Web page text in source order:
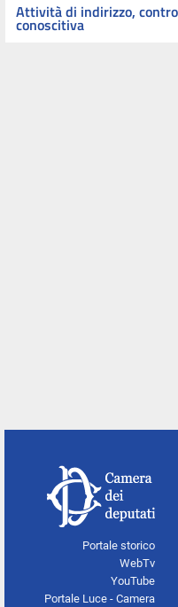
Attività di indirizzo,
conoscitiva
Portale storico
WebTv
YouTube
Portale Luce - Camera